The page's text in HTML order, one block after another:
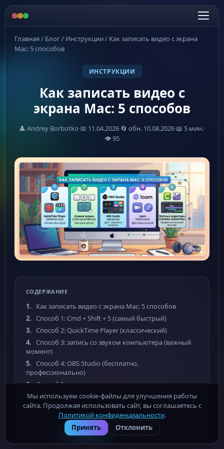
Главная/ Блог/ Инструкции/ Как записать видео с экрана
Mac: 5 способов
ИНСТРУКЦИИ
Как записать видео с
экрана Mac: 5 способов
👤 Andrey Borbotko·📅 11.04.2026·🔄 обн. 10.08.2026·📖 5 мин.·
👁 95
СОДЕРЖАНИЕ
Как записать видео с экрана Mac: 5 способов
Способ 1: Cmd + Shift + 5 (самый быстрый)
Способ 2: QuickTime Player (классический)
Способ 3: запись со звуком компьютера (важный
момент)
Способ 4: OBS Studio (бесплатно,
профессионально)
Способ 5: специализированные программы
(платные)
Ограничения записи экрана
Частые вопросы
Mac-Soft.ru - бесплатные программы для macOS ·
конфиденциальности
· Роскомнадзор (ОПД): № 32-26-014202
Мы используем cookie-файлы для улучшения работы
сайта. Продолжая использовать сайт, вы соглашаетесь с
Политикой конфиденциальности.
Принять
Отклонить